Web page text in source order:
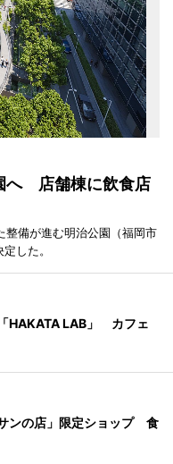
へ 店舗棟に飲食店
整備が進む明治公園（福岡市
した。
HAKATA LAB」 カフェ
ンの店」限定ショップ 食